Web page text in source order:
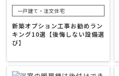
一戸建て・注文住宅
新築オプション工事お勧めラン
キング10選【後悔しない設備選
び】